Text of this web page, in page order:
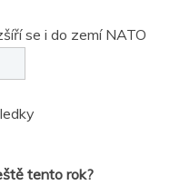
se i do zemí NATO
tento rok?